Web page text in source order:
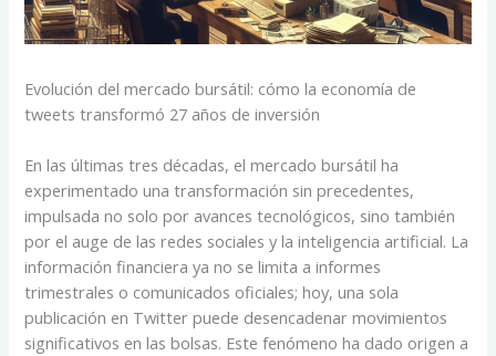
Evolución del mercado bursátil: cómo la economía de
tweets transformó 27 años de inversión
En las últimas tres décadas, el mercado bursátil ha
experimentado una transformación sin precedentes,
impulsada no solo por avances tecnológicos, sino también
por el auge de las redes sociales y la inteligencia artificial. La
información financiera ya no se limita a informes
trimestrales o comunicados oficiales; hoy, una sola
publicación en Twitter puede desencadenar movimientos
significativos en las bolsas. Este fenómeno ha dado origen a